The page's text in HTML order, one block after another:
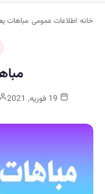
خانه/اطلاعات عمومی/مباهات